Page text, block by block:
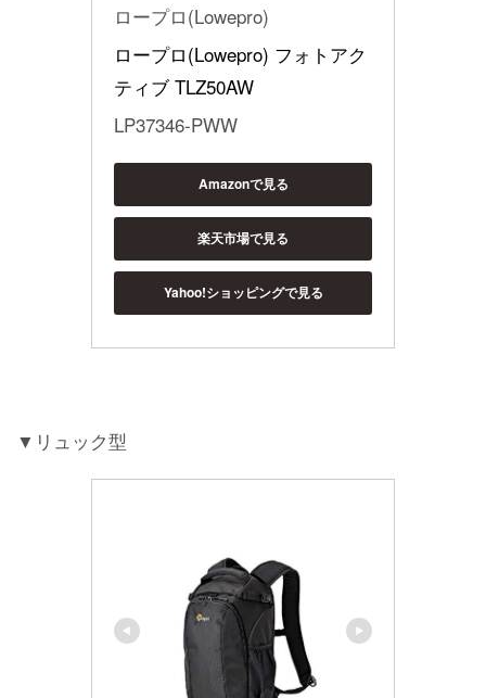
ロープロ(Lowepro)
ロープロ(Lowepro) フォトアク
ティブ TLZ50AW
LP37346-PWW
Amazonで見る
楽天市場で見る
Yahoo!ショッピングで見る
▼リュック型